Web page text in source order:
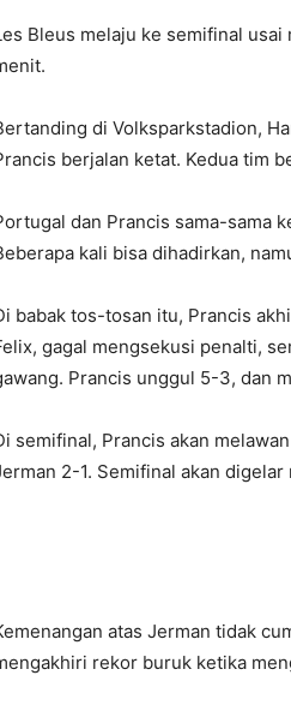
Bleus melaju ke semifinal
di Volksparkstadion,
berjalan ketat. Kedua tim
dan Prancis sama-sama
kali bisa dihadirkan,
babak tos-tosan itu, Prancis
gagal mengsekusi penalti,
Prancis unggul 5-3, dan
semifinal, Prancis akan
2-1. Semifinal akan digelar
atas Jerman tidak
rekor buruk ketika